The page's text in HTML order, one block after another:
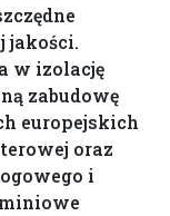
jakości.
w izolację
zabudowę
europejskich
oraz
i